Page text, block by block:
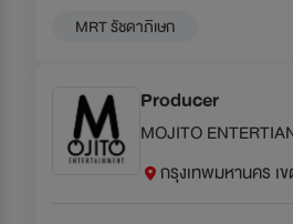
MRT รัชดาภิเษก
Producer
MOJITO
กรุงเทพมหานคร เ